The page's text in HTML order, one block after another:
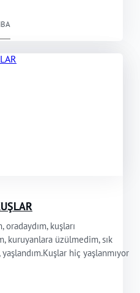
kuşları
kuruyanlara üzülmedim, sık
hiç yaşlanmıyor